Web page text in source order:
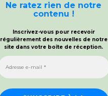
Ne ratez rien de notre
contenu !
Inscrivez-vous pour recevoir
régulièrement des nouvelles de notre
site dans votre boîte de réception.